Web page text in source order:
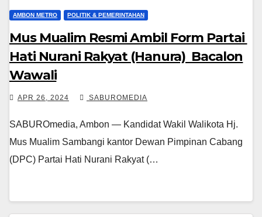
AMBON METRO POLITIK & PEMERINTAHAN
Mus Mualim Resmi Ambil Form Partai
Hati Nurani Rakyat (Hanura) Bacalon
Wawali
APR 26, 2024 SABUROMEDIA
SABUROmedia, Ambon — Kandidat Wakil Walikota Hj.
Mus Mualim Sambangi kantor Dewan Pimpinan Cabang
(DPC) Partai Hati Nurani Rakyat (…